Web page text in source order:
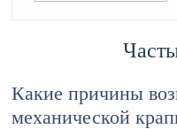
Какие причины
механической